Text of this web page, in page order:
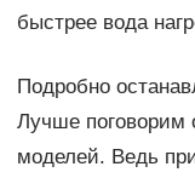
быстрее вода
Подробно
Лучше поговорим
моделей. Ведь